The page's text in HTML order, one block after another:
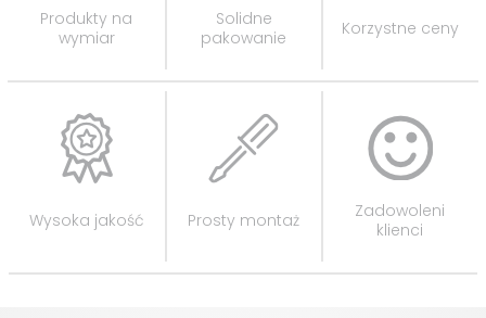
Produkty na
wymiar
Solidne
pakowanie
Korzystne ceny
Wysoka jakość Prosty montaż
Zadowoleni
klienci